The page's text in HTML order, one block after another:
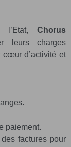
l’Etat, Chorus
leurs charges
cœur d’activité et
paiement.
factures pour